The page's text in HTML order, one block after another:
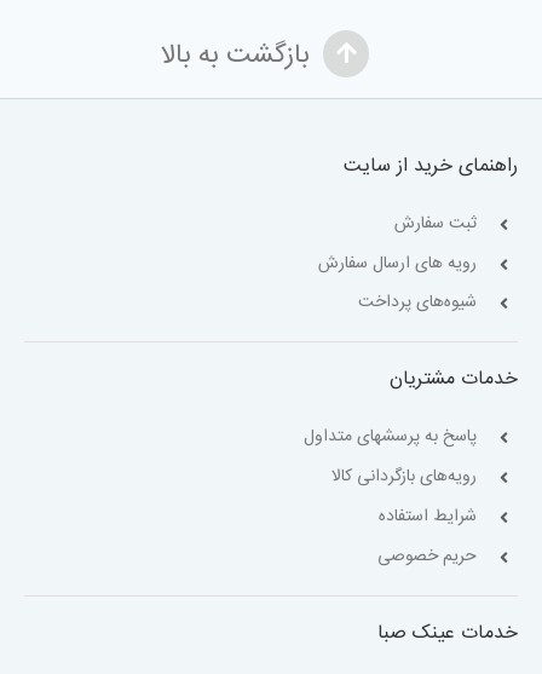
بازگشت به بالا
راهنمای خرید از سایت
ثبت سفارش
رویه های ارسال سفارش
شیوه‌های پرداخت
خدمات مشتریان
پاسخ به پرسشهای متداول
رویه‌های بازگردانی کالا
شرایط استفاده
حریم خصوصی
خدمات عینک صبا